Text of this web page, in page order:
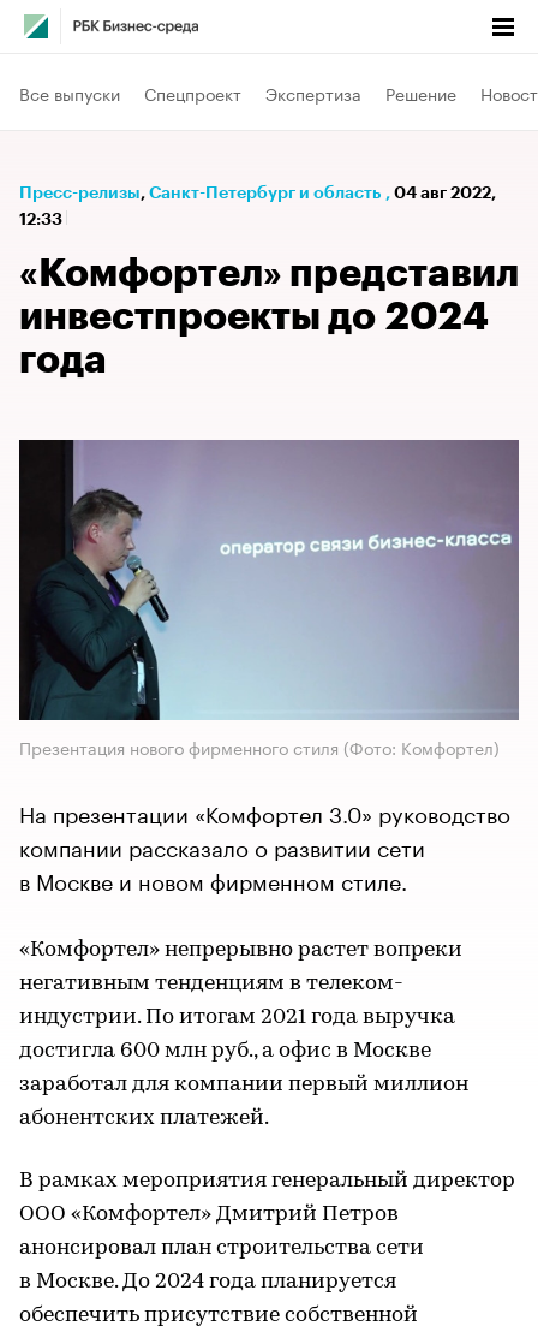
Все выпуски Спецпроект Экспертиза Решение
Пресс-релизы⁠, Санкт-Петербург и область , 04 авг 2022,
12:33
«Комфортел» представил
инвестпроекты до 2024
года
Презентация нового фирменного стиля (Фото: Комфортел)
На презентации «Комфортел 3.0» руководство
компании рассказало о развитии сети
в Москве и новом фирменном стиле.
«Комфортел» непрерывно растет вопреки
негативным тенденциям в телеком-
индустрии. По итогам 2021 года выручка
достигла 600 млн руб., а офис в Москве
заработал для компании первый миллион
абонентских платежей.
В рамках мероприятия генеральный директор
ООО «Комфортел» Дмитрий Петров
анонсировал план строительства сети
в Москве. До 2024 года планируется
обеспечить присутствие собственной